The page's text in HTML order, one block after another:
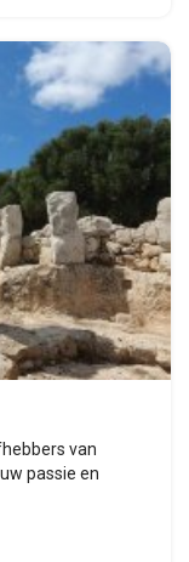
van
passie en